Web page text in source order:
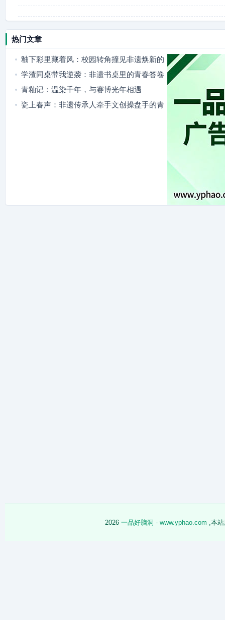
热门文章
釉下彩里藏着风：校园转角撞见非遗焕新的
小确幸
学渣同桌带我逆袭：非遗书桌里的青春答卷
青釉记：温染千年，与赛博光年相遇
瓷上春声：非遗传承人牵手文创操盘手的青
2026 一品好脑洞 - www.yphao.com ,本